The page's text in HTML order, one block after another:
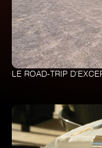
LE ROAD-TRIP